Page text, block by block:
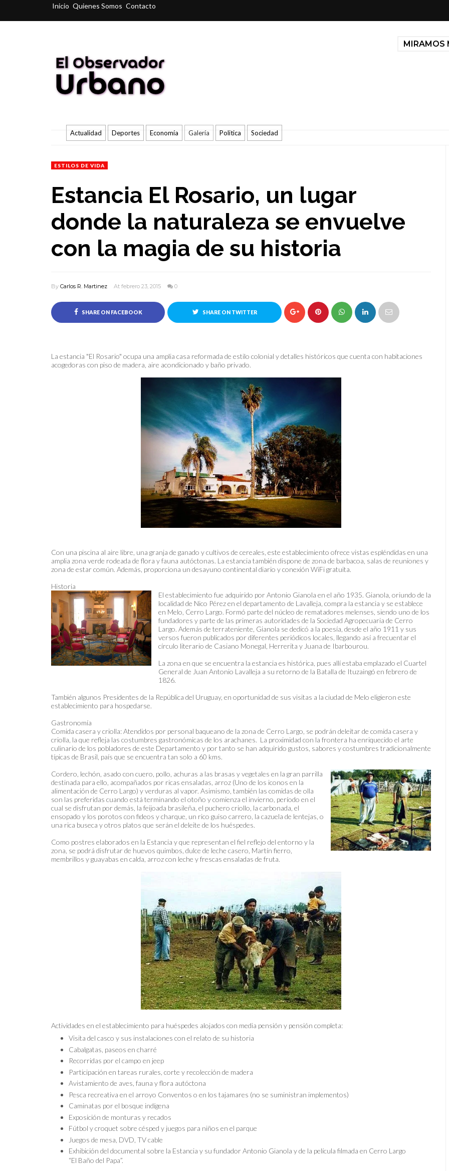
Inicio Quienes Somos Contacto
MIRAMOS
Actualidad Deportes Economía Galería Politica Sociedad
ESTILOS DE VIDA
Estancia El Rosario, un lugar
donde la naturaleza se envuelve
con la magia de su historia
By Carlos R. Martinez At febrero 23, 2015 0
SHARE ON FACEBOOK SHARE ON TWITTER
La estancia "El Rosario" ocupa una amplia casa reformada de estilo colonial y detalles históricos que cuenta con habitaciones
acogedoras con piso de madera, aire acondicionado y baño privado.
Con una piscina al aire libre, una granja de ganado y cultivos de cereales, este establecimiento ofrece vistas espléndidas en una
amplia zona verde rodeada de flora y fauna autóctonas. La estancia también dispone de zona de barbacoa, salas de reuniones y
zona de estar común. Además, proporciona un desayuno continental diario y conexión WiFi gratuita.
Historia
El establecimiento fue adquirido por Antonio Gianola en el año 1935. Gianola, oriundo de la
localidad de Nico Pérez en el departamento de Lavalleja, compra la estancia y se establece
en Melo, Cerro Largo. Formó parte del núcleo de rematadores melenses, siendo uno de los
fundadores y parte de las primeras autoridades de la Sociedad Agropecuaria de Cerro
Largo. Además de terrateniente, Gianola se dedicó a la poesía, desde el año 1911 y sus
versos fueron publicados por diferentes periódicos locales, llegando así a frecuentar el
círculo literario de Casiano Monegal, Herrerita y Juana de Ibarbourou.
La zona en que se encuentra la estancia es histórica, pues allí estaba emplazado el Cuartel
General de Juan Antonio Lavalleja a su retorno de la Batalla de Ituzaingó en febrero de
1826.
También algunos Presidentes de la República del Uruguay, en oportunidad de sus visitas a la ciudad de Melo eligieron este
establecimiento para hospedarse.
Gastronomía
Comida casera y criolla: Atendidos por personal baqueano de la zona de Cerro Largo, se podrán deleitar de comida casera y
criolla, la que refleja las costumbres gastronómicas de los arachanes. La proximidad con la frontera ha enriquecido el arte
culinario de los pobladores de este Departamento y por tanto se han adquirido gustos, sabores y costumbres tradicionalmente
típicas de Brasil, país que se encuentra tan solo a 60 kms.
Cordero, lechón, asado con cuero, pollo, achuras a las brasas y vegetales en la gran parrilla
destinada para ello, acompañados por ricas ensaladas, arroz (Uno de los iconos en la
alimentación de Cerro Largo) y verduras al vapor. Asimismo, también las comidas de olla
son las preferidas cuando está terminando el otoño y comienza el invierno, período en el
cual se disfrutan por demás, la feijoada brasileña, el puchero criollo, la carbonada, el
ensopado y los porotos con fideos y charque, un rico guiso carrero, la cazuela de lentejas, o
una rica buseca y otros platos que serán el deleite de los huéspedes.
Como postres elaborados en la Estancia y que representan el fiel reflejo del entorno y la
zona, se podrá disfrutar de huevos quimbos, dulce de leche casero, Martín fierro,
membrillos y guayabas en calda, arroz con leche y frescas ensaladas de fruta.
Actividades en el establecimiento para huéspedes alojados con media pensión y pensión completa:
Visita del casco y sus instalaciones con el relato de su historia
Cabalgatas, paseos en charré
Recorridas por el campo en jeep
Participación en tareas rurales, corte y recolección de madera
Avistamiento de aves, fauna y flora autóctona
Pesca recreativa en el arroyo Conventos o en los tajamares (no se suministran implementos)
Caminatas por el bosque indígena
Exposición de monturas y recados
Fútbol y croquet sobre césped y juegos para niños en el parque
Juegos de mesa, DVD, TV cable
Exhibición del documental sobre la Estancia y su fundador Antonio Gianola y de la película filmada en Cerro Largo
“El Baño del Papa”.